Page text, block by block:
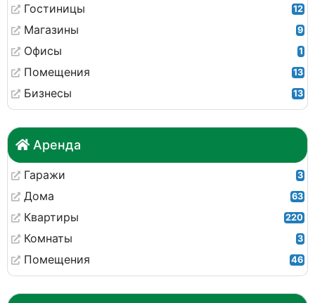
Гостиницы 12
Магазины 9
Офисы 1
Помещения 13
Бизнесы 13
Аренда
Гаражи 3
Дома 63
Квартиры 220
Комнаты 3
Помещения 46